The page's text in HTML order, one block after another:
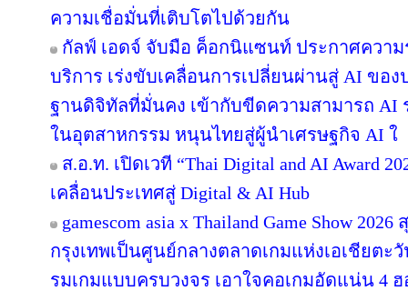
ความเชื่อมั่นที่เติบโตไปด้วยกัน
กัลฟ์ เอดจ์ จับมือ ค็อกนิแซนท์ ประกาศควา
บริการ เร่งขับเคลื่อนการเปลี่ยนผ่านสู่ AI ขอ
ฐานดิจิทัลที่มั่นคง เข้ากับขีดความสามารถ AI
ในอุตสาหกรรม หนุนไทยสู่ผู้นำเศรษฐกิจ AI ใ
ส.อ.ท. เปิดเวที “Thai Digital and AI Award
เคลื่อนประเทศสู่ Digital & AI Hub
gamescom asia x Thailand Game Show
กรุงเทพเป็นศูนย์กลางตลาดเกมแห่งเอเชียต
รมเกมแบบครบวงจร เอาใจคอเกมอัดแน่น 4